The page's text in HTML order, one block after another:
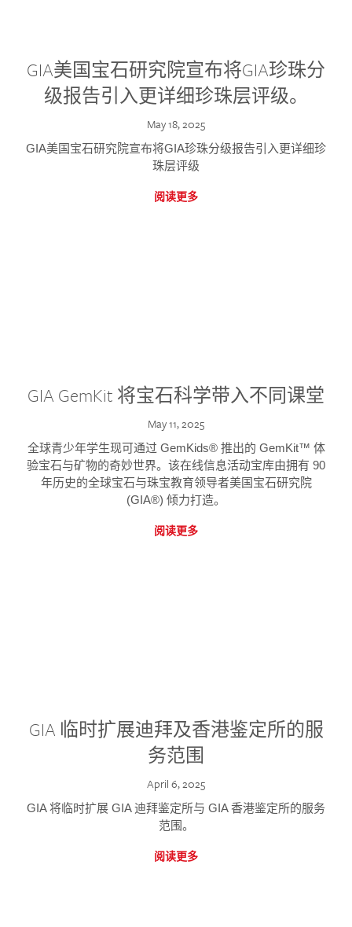
GIA美国宝石研究院宣布将GIA珍珠分
级报告引入更详细珍珠层评级。
May 18, 2025
GIA美国宝石研究院宣布将GIA珍珠分级报告引入更详细珍
珠层评级
阅读更多
GIA GemKit 将宝石科学带入不同课堂
May 11, 2025
全球青少年学生现可通过 GemKids® 推出的 GemKit™ 体
验宝石与矿物的奇妙世界。该在线信息活动宝库由拥有 90
年历史的全球宝石与珠宝教育领导者美国宝石研究院
(GIA®) 倾力打造。
阅读更多
GIA 临时扩展迪拜及香港鉴定所的服
务范围
April 6, 2025
GIA 将临时扩展 GIA 迪拜鉴定所与 GIA 香港鉴定所的服务
范围。
阅读更多